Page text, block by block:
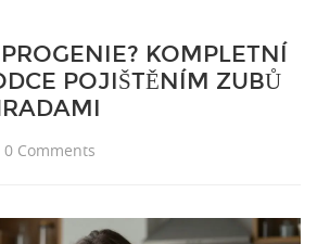
KOMPLETNÍ
POJIŠTĚNÍM ZUBŮ
0 Comments